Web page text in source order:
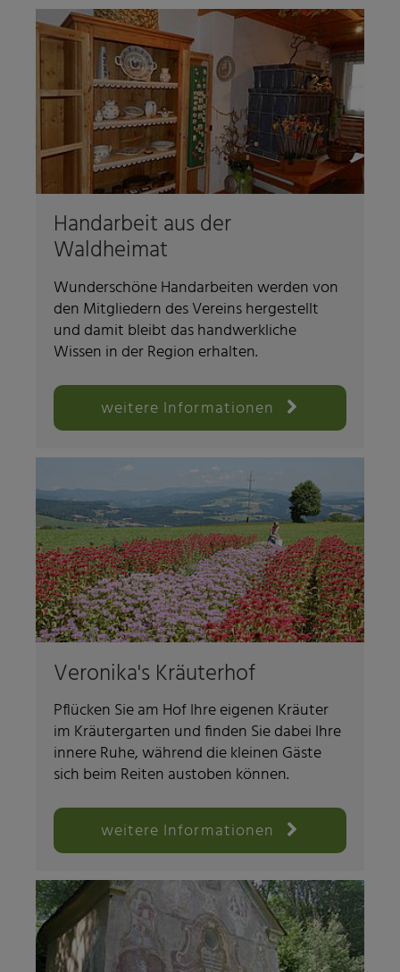
Handarbeit aus der
Waldheimat
Wunderschöne Handarbeiten werden von
den Mitgliedern des Vereins hergestellt
und damit bleibt das handwerkliche
Wissen in der Region erhalten.
weitere Informationen
Veronika's Kräuterhof
Pflücken Sie am Hof Ihre eigenen Kräuter
im Kräutergarten und finden Sie dabei Ihre
innere Ruhe, während die kleinen Gäste
sich beim Reiten austoben können.
weitere Informationen